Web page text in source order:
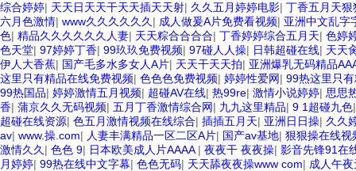
综合婷婷| 天天日天天干天天插天天射| 久久五月婷婷电影| 丁香五月天狠
六月色激情| www久久久久久久 | 成人做爰A片免费看视频| 亚洲中文乱字
色| 精品久久久久久久人妻| 天天粽合合合合| 丁香婷婷综合五月天| 色婷
色天堂| 97婷婷丁香| 99玖玖免费视频| 97碰人人操| 日韩超碰在线| 天天
伊人大香蕉| 国产毛多水多女人A片| 天天干天天拍| 亚洲爆乳无码精品
这里只有精品在线免费视频| 色色色免费视频| 婷婷性爱网| 99热这里只
99热国品| 婷婷激情五月视频| 超碰AV在线| 热99re| 激情小说婷婷| 思思
香| 蒲京久久无码视频| 五月丁香激情综合网| 九九这里精品| 9 1超碰九色
超碰在线资源| 色五月激情视频在线综合| 插插五月天| 亚洲日日操| 久久
av| www.操.com| 人妻丰满精品一区二区A片| 国产av基地| 狠狠操在线视
激情久久 | 色色 9| 日本欧美成人片AAAA | 夜夜干 夜夜操| 影音先锋91在
月婷婷| 99热在线中文字幕| 色色无码| 天天舔夜夜操www com| 成人午